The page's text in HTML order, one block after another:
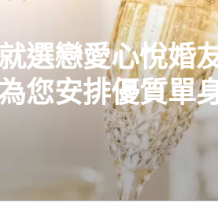
選戀愛心悅婚
您安排優質單